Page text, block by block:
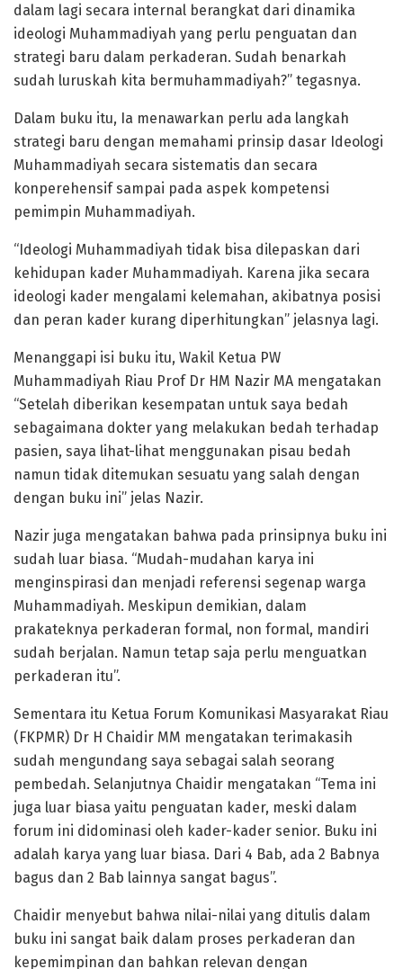
dalam lagi secara internal berangkat dari dinamika
ideologi Muhammadiyah yang perlu penguatan dan
strategi baru dalam perkaderan. Sudah benarkah
sudah luruskah kita bermuhammadiyah?” tegasnya.
Dalam buku itu, Ia menawarkan perlu ada langkah
strategi baru dengan memahami prinsip dasar Ideologi
Muhammadiyah secara sistematis dan secara
konperehensif sampai pada aspek kompetensi
pemimpin Muhammadiyah.
“Ideologi Muhammadiyah tidak bisa dilepaskan dari
kehidupan kader Muhammadiyah. Karena jika secara
ideologi kader mengalami kelemahan, akibatnya posisi
dan peran kader kurang diperhitungkan” jelasnya lagi.
Menanggapi isi buku itu, Wakil Ketua PW
Muhammadiyah Riau Prof Dr HM Nazir MA mengatakan
“Setelah diberikan kesempatan untuk saya bedah
sebagaimana dokter yang melakukan bedah terhadap
pasien, saya lihat-lihat menggunakan pisau bedah
namun tidak ditemukan sesuatu yang salah dengan
dengan buku ini” jelas Nazir.
Nazir juga mengatakan bahwa pada prinsipnya buku ini
sudah luar biasa. “Mudah-mudahan karya ini
menginspirasi dan menjadi referensi segenap warga
Muhammadiyah. Meskipun demikian, dalam
prakateknya perkaderan formal, non formal, mandiri
sudah berjalan. Namun tetap saja perlu menguatkan
perkaderan itu”.
Sementara itu Ketua Forum Komunikasi Masyarakat Riau
(FKPMR) Dr H Chaidir MM mengatakan terimakasih
sudah mengundang saya sebagai salah seorang
pembedah. Selanjutnya Chaidir mengatakan “Tema ini
juga luar biasa yaitu penguatan kader, meski dalam
forum ini didominasi oleh kader-kader senior. Buku ini
adalah karya yang luar biasa. Dari 4 Bab, ada 2 Babnya
bagus dan 2 Bab lainnya sangat bagus”.
Chaidir menyebut bahwa nilai-nilai yang ditulis dalam
buku ini sangat baik dalam proses perkaderan dan
kepemimpinan dan bahkan relevan dengan